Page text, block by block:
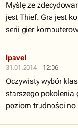
Myślę ze
jest Thief. Gra jest
serii gier
31.01.2014 12:06
lpavel
Oczywisty wybór
starszego pokolenia
poziom trudności no